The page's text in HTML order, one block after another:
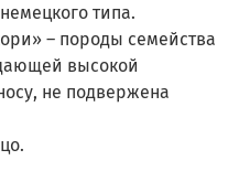
типа.
– породы семейства
высокой
не подвержена